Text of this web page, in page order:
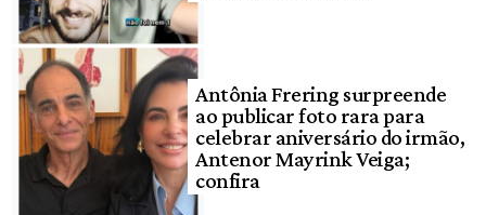
Antônia Frering surpreende
ao publicar foto rara para
celebrar aniversário do irmão,
Antenor Mayrink Veiga;
confira